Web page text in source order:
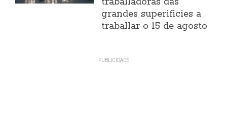
grandes superificies a
traballar o 15 de agosto